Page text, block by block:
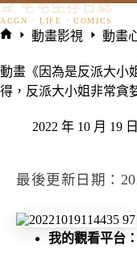
跳
至
要
內
𓃠 宅宅生存日誌
頁
動畫影視 動畫
動畫《因為是反派大小
得，反派大小姐非常貪
2022 年 10 月 19 日
最後更新日期：
我的觀看平台：